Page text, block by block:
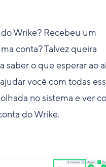
Wrike? Recebeu um
conta? Talvez queira
saber o que esperar ao
você com todas
no sistema e ver
do Wrike.